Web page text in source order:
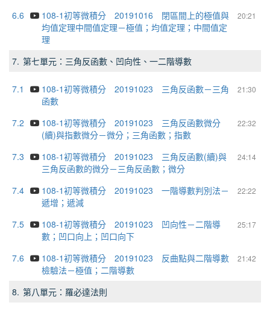
6.6
20:21
108-1初等微積分 20191016 閉區間上的極值與
均值定理中間值定理－極值；均值定理；中間值定
理
7. 第七單元：三角反函數、凹向性、一二階導數
7.1 21:30
108-1初等微積分 20191023 三角反函數－三角
函數
7.2
22:32
108-1初等微積分 20191023 三角反函數微分
(續)與指數微分－微分；三角函數；指數
7.3
24:14
108-1初等微積分 20191023 三角反函數(續)與
三角反函數的微分－三角反函數；微分
7.4
22:22
108-1初等微積分 20191023 一階導數判別法－
遞增；遞減
7.5
25:17
108-1初等微積分 20191023 凹向性－二階導
數；凹口向上；凹口向下
7.6
21:42
108-1初等微積分 20191023 反曲點與二階導數
檢驗法－極值；二階導數
8. 第八單元：羅必達法則